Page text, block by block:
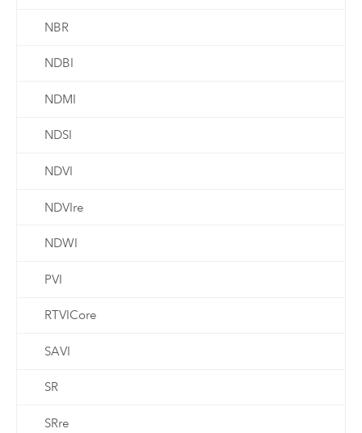
NBR
NDBI
NDMI
NDSI
NDVI
NDVIre
NDWI
PVI
RTVICore
SAVI
SR
SRre